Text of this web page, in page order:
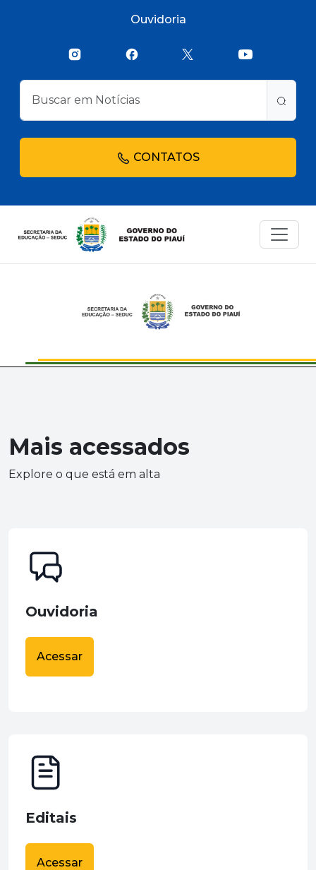
Ouvidoria
CONTATOS
Mais acessados
Explore o que está em alta
Ouvidoria
Acessar
Editais
Acessar